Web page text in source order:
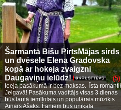
Šarmantā Bišu PirtsMājas sirds
un dvēsele Elena Gradovska
kopā ar hokeja zvaigzni
Daugaviņu ielūdz!
(5)
Ieeja pasākumā ir bez maksas. Īsta
Jelgavā! Pasākuma vadītājs visas 3 dienas
būs tautā iemīļotais un populārais mūziķis
Ainārs Ašaks. Faniem būs unikāla